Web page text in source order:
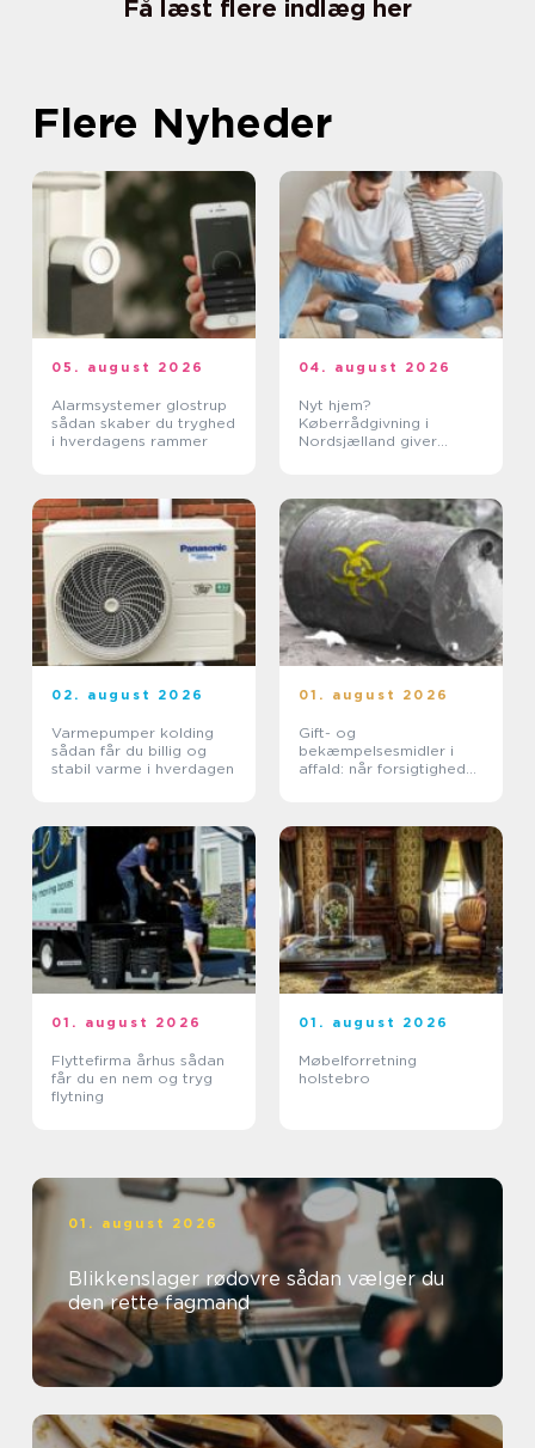
Få læst flere indlæg her
Flere Nyheder
05. august 2026
Alarmsystemer glostrup
sådan skaber du tryghed
i hverdagens rammer
04. august 2026
Nyt hjem?
Køberrådgivning i
Nordsjælland giver
02. august 2026
Varmepumper kolding
sådan får du billig og
stabil varme i hverdagen
01. august 2026
Gift- og
bekæmpelsesmidler i
affald: når forsigtighed
01. august 2026
Flyttefirma århus sådan
får du en nem og tryg
flytning
01. august 2026
Møbelforretning
holstebro
01. august 2026
Blikkenslager rødovre sådan vælger du
den rette fagmand